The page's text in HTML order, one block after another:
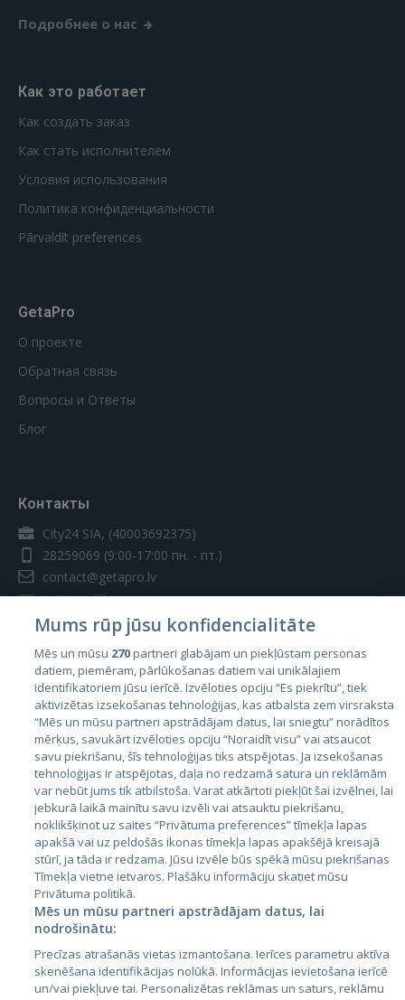
Подробнее о нас
Как это работает
Как создать заказ
Как стать исполнителем
Условия использования
Политика конфиденциальности
Pārvaldīt preferences
GetaPro
О проекте
Обратная связь
Вопросы и Ответы
Блог
Контакты
City24 SIA, (40003692375)
28259069 (9:00-17:00 пн. - пт.)
contact@getapro.lv
Страны
Эстония
Латвия
Литва
City24.lv
City24.ee
GetaPro.lv
Kainos.lt
Paslaugos.lt
Mums rūp jūsu konfidencialitāte
Mēs un mūsu 270partneri glabājam un piekļūstam personas
datiem, piemēram, pārlūkošanas datiem vai unikālajiem
identifikatoriem jūsu ierīcē. Izvēloties opciju “Es piekrītu”, tiek
aktivizētas izsekošanas tehnoloģijas, kas atbalsta zem virsraksta
“Mēs un mūsu partneri apstrādājam datus, lai sniegtu” norādītos
mērķus, savukārt izvēloties opciju “Noraidīt visu” vai atsaucot
savu piekrišanu, šīs tehnoloģijas tiks atspējotas. Ja izsekošanas
tehnoloģijas ir atspējotas, daļa no redzamā satura un reklāmām
var nebūt jums tik atbilstoša. Varat atkārtoti piekļūt šai izvēlnei, lai
jebkurā laikā mainītu savu izvēli vai atsauktu piekrišanu,
noklikšķinot uz saites “Privātuma preferences” tīmekļa lapas
apakšā vai uz peldošās ikonas tīmekļa lapas apakšējā kreisajā
stūrī, ja tāda ir redzama. Jūsu izvēle būs spēkā mūsu piekrišanas
Tīmekļa vietne ietvaros. Plašāku informāciju skatiet mūsu
Privātuma politikā.
Mēs un mūsu partneri apstrādājam datus, lai
nodrošinātu:
Precīzas atrašanās vietas izmantošana. Ierīces parametru aktīva
skenēšana identifikācijas nolūkā. Informācijas ievietošana ierīcē
un/vai piekļuve tai. Personalizētas reklāmas un saturs, reklāmu